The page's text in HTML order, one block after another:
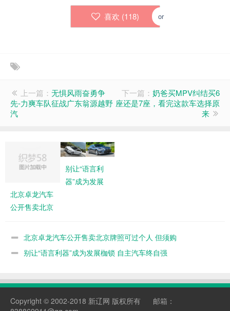
喜欢 (118) or
上一篇： 无惧风雨奋勇争
先-力爽车队征战广东翁源越野
汽
下一篇： 奶爸买MPV纠结买6
座还是7座，看完这款车选择原
来
北京卓龙汽车
公开售卖北京
但须购
别让“语言利
器”成为发展
北京卓龙汽车公开售卖北京牌照可过个人 但须购
别让“语言利器”成为发展枷锁 自主汽车终自强
Copyright © 2002-2018 新辽网 版权所有 邮箱：